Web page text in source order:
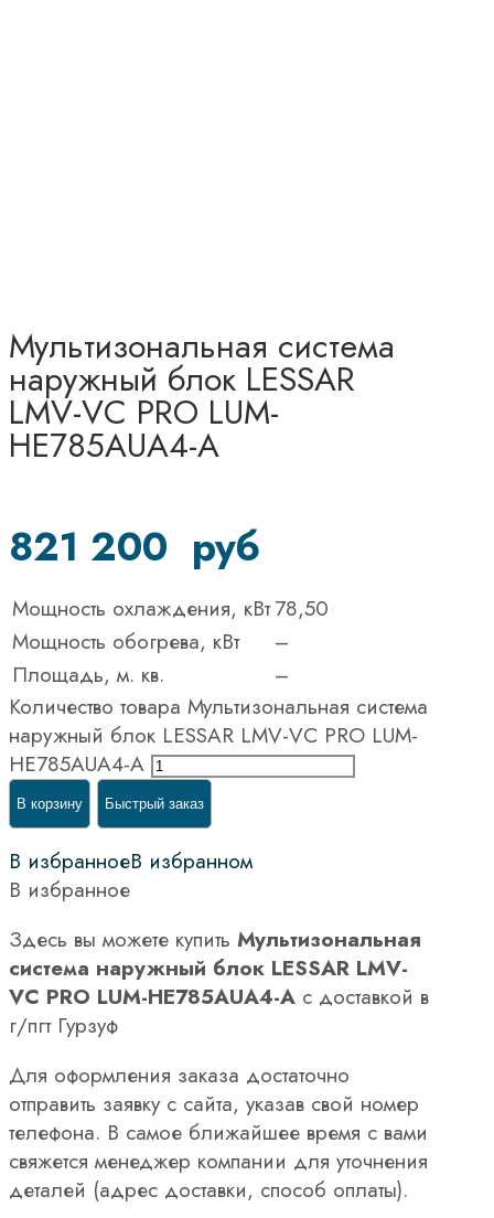
Мультизональная система
наружный блок LESSAR
LMV-VC PRO LUM-
HE785AUA4-A
821 200 руб
Мощность охлаждения, кВт78,50
Мощность обогрева, кВт
–
Площадь, м. кв.
–
Количество товара Мультизональная система
наружный блок LESSAR LMV-VC PRO LUM-
HE785AUA4-A
В корзину Быстрый заказ
В избранноеВ избранном
В избранное
Здесь вы можете купить Мультизональная
система наружный блок LESSAR LMV-
VC PRO LUM-HE785AUA4-A с доставкой в
г/пгт Гурзуф
Для оформления заказа достаточно
отправить заявку с сайта, указав свой номер
телефона. В самое ближайшее время с вами
свяжется менеджер компании для уточнения
деталей (адрес доставки, способ оплаты).